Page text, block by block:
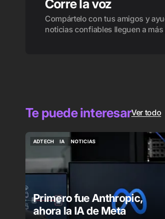
Corre la voz
Compártelo con tus amigos y
noticias confiables lleguen a
Te puede interesarVer todo
ADTECH
IA
NOTICIAS
Primero fue Anthropic,
ahora la IA de Meta